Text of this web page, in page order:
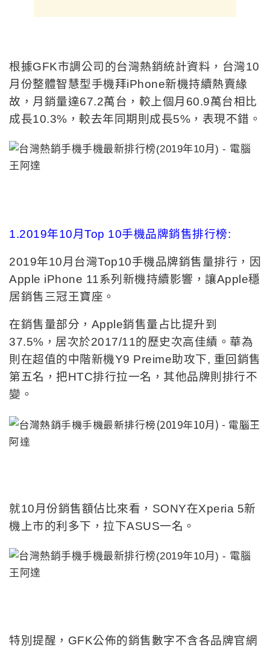
根據GFK市調公司的台灣熱銷統計資料，台灣10
月份整體智慧型手機拜iPhone新機持續熱賣緣
故，月銷量達67.2萬台，較上個月60.9萬台相比
成長10.3%，較去年同期則成長5%，表現不錯。
1.2019年10月Top 10手機品牌銷售排行榜:
2019年10月台灣Top10手機品牌銷售量排行，因
Apple iPhone 11系列新機持續影響，讓Apple穩
居銷售三冠王寶座。
在銷售量部分，Apple銷售量占比提升到
37.5%，居次於2017/11的歷史次高佳績。華為
則在超值的中階新機Y9 Preime助攻下, 重回銷售
第五名，把HTC排行拉一名，其他品牌則排行不
變。
就10月份銷售額佔比來看，SONY在Xperia 5新
機上市的利多下，拉下ASUS一名。
特別提醒，GFK公佈的銷售數字不含各品牌官網